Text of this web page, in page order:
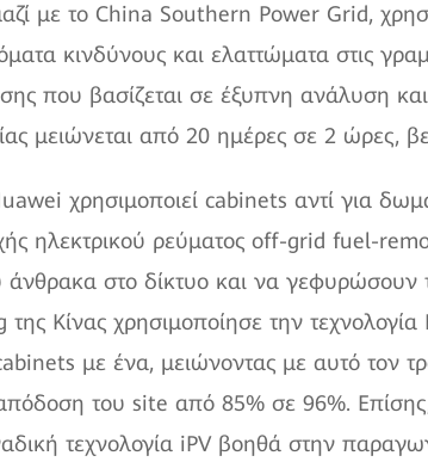
με το China Southern Power Grid,
κινδύνους και ελαττώματα στις
που βασίζεται σε έξυπνη ανάλυση και
μειώνεται από 20 ημέρες σε 2 ώρες,
χρησιμοποιεί cabinets αντί για
ηλεκτρικού ρεύματος off-grid fuel-
άνθρακα στο δίκτυο και να γεφυρώσουν
Κίνας χρησιμοποίησε την
με ένα, μειώνοντας με αυτό
του site από 85% σε 96%.
τεχνολογία iPV βοηθά στην